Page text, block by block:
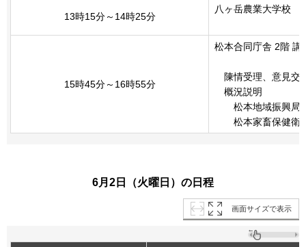
13時15分～14時25分
八ヶ岳農業大学校
15時45分～16時55分
松本合同庁舎 2階 講
陳情受理、意見交
概況説明
松本地域振興局
松本家畜保健衛
6月2日（火曜日）の日程
画面サイズで表示